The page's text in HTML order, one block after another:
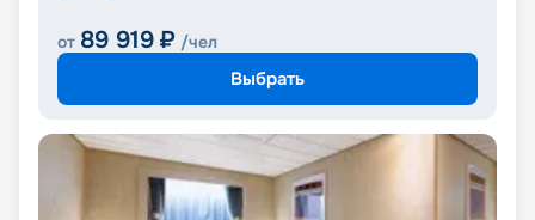
от 89 919 ₽ /чел
Выбрать